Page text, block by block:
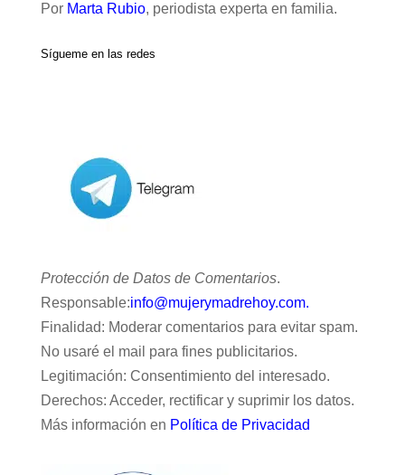
Por Marta Rubio, periodista experta en familia.
Sígueme en las redes
Protección de Datos de Comentarios.
Responsable:info@mujerymadrehoy.com.
Finalidad: Moderar comentarios para evitar spam.
No usaré el mail para fines publicitarios.
Legitimación: Consentimiento del interesado.
Derechos: Acceder, rectificar y suprimir los datos.
Más información en Política de Privacidad